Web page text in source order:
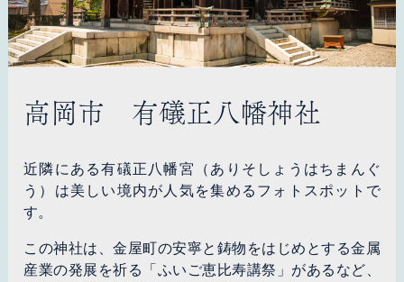
高岡市 有礒正八幡神社
近隣にある有礒正八幡宮（ありそしょうはちまんぐ
う）は美しい境内が人気を集めるフォトスポットで
す。
この神社は、金屋町の安寧と鋳物をはじめとする金属
産業の発展を祈る「ふいご恵比寿講祭」があるなど、